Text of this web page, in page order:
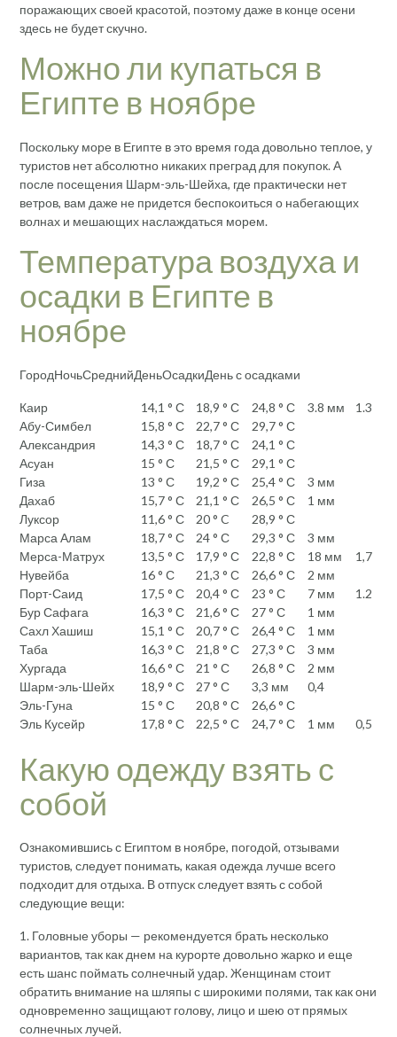
поражающих своей красотой, поэтому даже в конце осени
здесь не будет скучно.
Можно ли купаться в
Египте в ноябре
Поскольку море в Египте в это время года довольно теплое, у
туристов нет абсолютно никаких преград для покупок. А
после посещения Шарм-эль-Шейха, где практически нет
ветров, вам даже не придется беспокоиться о набегающих
волнах и мешающих наслаждаться морем.
Температура воздуха и
осадки в Египте в
ноябре
ГородНочьСреднийДеньОсадкиДень с осадками
Каир 14,1 ° С 18,9 ° С 24,8 ° С 3.8 мм
1.3
Абу-Симбел
15,8 ° С 22,7 ° С
29,7 ° С
Александрия
14,3 ° С 18,7 ° С
24,1 ° С
Асуан
15 ° С 21,5 ° С
29,1 ° С
Гиза
13 ° С 19,2 ° С 25,4 ° С
3 мм
Дахаб
15,7 ° С 21,1 ° С 26,5 ° С
1 мм
Луксор
11,6 ° С 20 ° C
28,9 ° С
Марса Алам
18,7 ° С 24 ° С 29,3 ° С
3 мм
Мерса-Матрух
13,5 ° С 17,9 ° С 22,8 ° С 18 мм
1,7
Нувейба
16 ° С 21,3 ° С 26,6 ° С
2 мм
Порт-Саид
17,5 ° С 20,4 ° С 23 ° С 7 мм
1.2
Бур Сафага
16,3 ° С 21,6 ° С 27 ° С
1 мм
Сахл Хашиш
15,1 ° С 20,7 ° С 26,4 ° С
1 мм
Таба
16,3 ° С 21,8 ° С 27,3 ° С
3 мм
Хургада
16,6 ° С 21 ° С 26,8 ° С
2 мм
Шарм-эль-Шейх
18,9 ° С 27 ° С 3,3 мм
0,4
Эль-Гуна
15 ° С 20,8 ° С
26,6 ° С
Эль Кусейр
17,8 ° С 22,5 ° С 24,7 ° С 1 мм 0,5
Какую одежду взять с
собой
Ознакомившись с Египтом в ноябре, погодой, отзывами
туристов, следует понимать, какая одежда лучше всего
подходит для отдыха. В отпуск следует взять с собой
следующие вещи:
1. Головные уборы — рекомендуется брать несколько
вариантов, так как днем ​​на курорте довольно жарко и еще
есть шанс поймать солнечный удар. Женщинам стоит
обратить внимание на шляпы с широкими полями, так как они
одновременно защищают голову, лицо и шею от прямых
солнечных лучей.